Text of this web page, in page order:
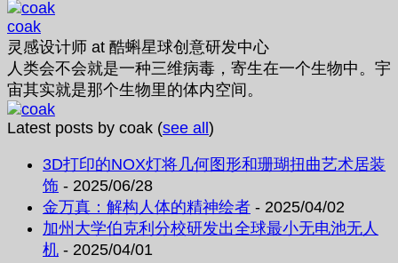
coak
灵感设计师 at 酷蝌星球创意研发中心
人类会不会就是一种三维病毒，寄生在一个生物中。宇
宙其实就是那个生物里的体内空间。
Latest posts by coak (see all)
3D打印的NOX灯将几何图形和珊瑚扭曲艺术居装
饰 - 2025/06/28
金万真：解构人体的精神绘者 - 2025/04/02
加州大学伯克利分校研发出全球最小无电池无人
机 - 2025/04/01